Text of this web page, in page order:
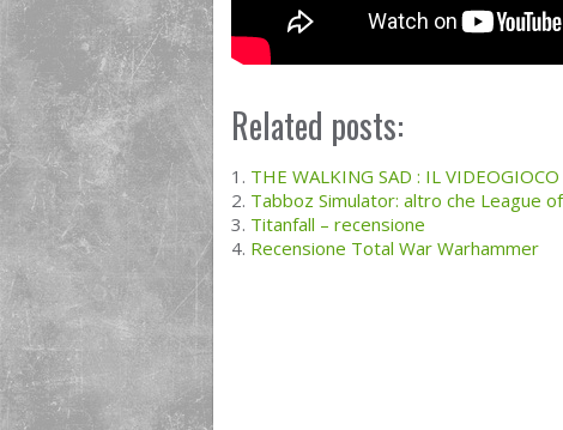
Related posts:
THE WALKING SAD : IL VIDEOGIOCO
Tabboz Simulator: altro che League
Titanfall – recensione
Recensione Total War Warhammer